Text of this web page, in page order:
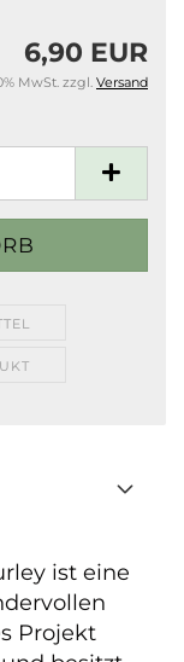
6,90 EUR
MwSt. zzgl. Versand
ist eine
Projekt